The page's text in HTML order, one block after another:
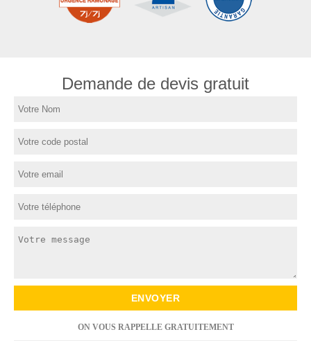
Demande de devis gratuit
ON VOUS RAPPELLE GRATUITEMENT